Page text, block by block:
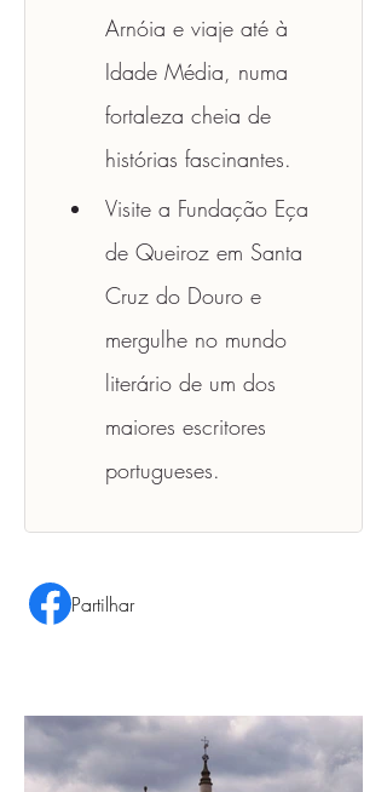
Arnóia e viaje até à
Idade Média, numa
fortaleza cheia de
histórias fascinantes.
Visite a Fundação Eça
de Queiroz em Santa
Cruz do Douro e
mergulhe no mundo
literário de um dos
maiores escritores
portugueses.
Partilhar